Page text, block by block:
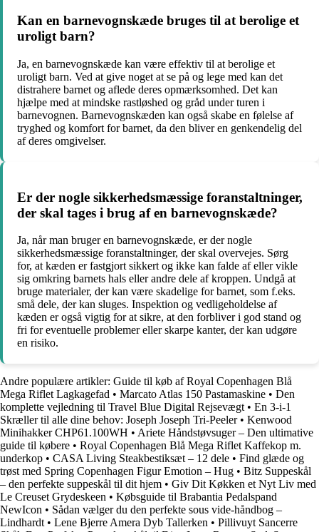
Kan en barnevognskæde bruges til at berolige et
uroligt barn?
Ja, en barnevognskæde kan være effektiv til at berolige et
uroligt barn. Ved at give noget at se på og lege med kan det
distrahere barnet og aflede deres opmærksomhed. Det kan
hjælpe med at mindske rastløshed og gråd under turen i
barnevognen. Barnevognskæden kan også skabe en følelse af
tryghed og komfort for barnet, da den bliver en genkendelig del
af deres omgivelser.
Er der nogle sikkerhedsmæssige foranstaltninger,
der skal tages i brug af en barnevognskæde?
Ja, når man bruger en barnevognskæde, er der nogle
sikkerhedsmæssige foranstaltninger, der skal overvejes. Sørg
for, at kæden er fastgjort sikkert og ikke kan falde af eller vikle
sig omkring barnets hals eller andre dele af kroppen. Undgå at
bruge materialer, der kan være skadelige for barnet, som f.eks.
små dele, der kan sluges. Inspektion og vedligeholdelse af
kæden er også vigtig for at sikre, at den forbliver i god stand og
fri for eventuelle problemer eller skarpe kanter, der kan udgøre
en risiko.
Andre populære artikler: Guide til køb af Royal Copenhagen Blå
Mega Riflet Lagkagefad • Marcato Atlas 150 Pastamaskine • Den
komplette vejledning til Travel Blue Digital Rejsevægt• En 3-i-1
Skræller til alle dine behov: Joseph Joseph Tri-Peeler• Kenwood
Minihakker CHP61.100WH • Ariete Håndstøvsuger – Den ultimative
guide til købere • Royal Copenhagen Blå Mega Riflet Kaffekop m.
underkop • CASA Living Steakbestiksæt – 12 dele • Find glæde og
trøst med Spring Copenhagen Figur Emotion – Hug • Bitz Suppeskål
– den perfekte suppeskål til dit hjem • Giv Dit Køkken et Nyt Liv med
Le Creuset Grydeskeen • Købsguide til Brabantia Pedalspand
NewIcon • Sådan vælger du den perfekte sous vide-håndbog –
Lindhardt• Lene Bjerre Amera Dyb Tallerken • Pillivuyt Sancerre